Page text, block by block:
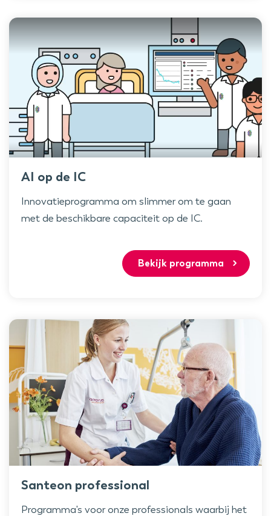
AI op de IC
Innovatieprogramma om slimmer om te gaan
met de beschikbare capaciteit op de IC.
Bekijk programma
Santeon professional
Programma's voor onze professionals waarbij het